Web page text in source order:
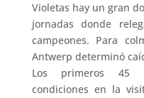
Violetas hay un gran
jornadas donde
campeones. Para
Antwerp determinó
Los primeros 45
condiciones en la